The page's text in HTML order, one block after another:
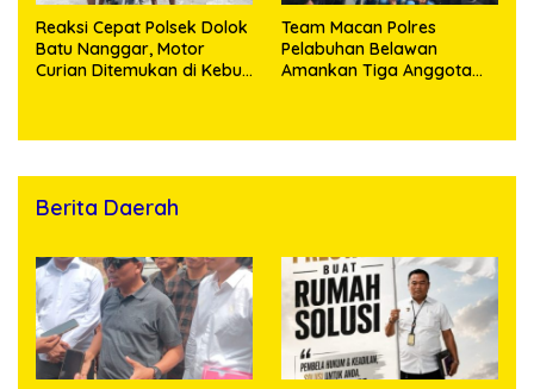
Reaksi Cepat Polsek Dolok
Batu Nanggar, Motor
Curian Ditemukan di Kebun
Team Macan Polres
Pelabuhan Belawan
Amankan Tiga Anggota
Berita Daerah